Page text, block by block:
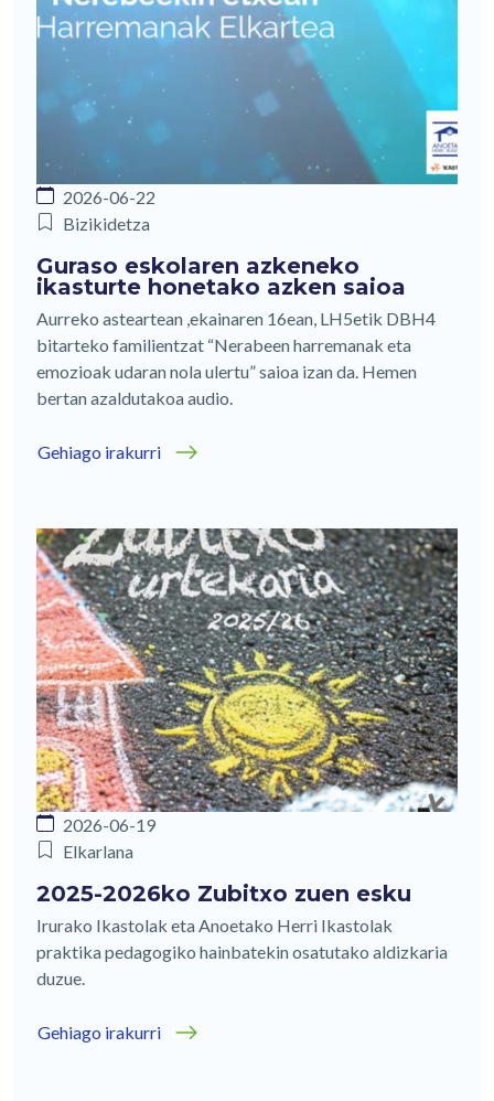
2026-06-22
Bizikidetza
Guraso eskolaren azkeneko
ikasturte honetako azken saioa
Aurreko asteartean ,ekainaren 16ean, LH5etik DBH4
bitarteko familientzat “Nerabeen harremanak eta
emozioak udaran nola ulertu” saioa izan da. Hemen
bertan azaldutakoa audio.
Gehiago irakurri
2026-06-19
Elkarlana
2025-2026ko Zubitxo zuen esku
Irurako Ikastolak eta Anoetako Herri Ikastolak
praktika pedagogiko hainbatekin osatutako aldizkaria
duzue.
Gehiago irakurri